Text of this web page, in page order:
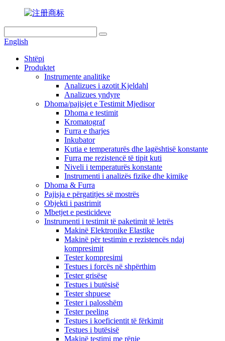
English
Shtëpi
Produktet
Instrumente analitike
Analizues i azotit Kjeldahl
Analizues yndyre
Dhoma/pajisjet e Testimit Mjedisor
Dhoma e testimit
Kromatograf
Furra e tharjes
Inkubator
Kutia e temperaturës dhe lagështisë konstante
Furra me rezistencë të tipit kuti
Niveli i temperaturës konstante
Instrumenti i analizës fizike dhe kimike
Dhoma & Furra
Pajisja e përgatitjes së mostrës
Objekti i pastrimit
Mbetjet e pesticideve
Instrumenti i testimit të paketimit të letrës
Makinë Elektronike Elastike
Makinë për testimin e rezistencës ndaj
kompresimit
Tester kompresimi
Testues i forcës në shpërthim
Tester grisëse
Testues i butësisë
Tester shpuese
Tester i palosshëm
Tester peeling
Testues i koeficientit të fërkimit
Testues i butësisë
Makinë testimi me rënie